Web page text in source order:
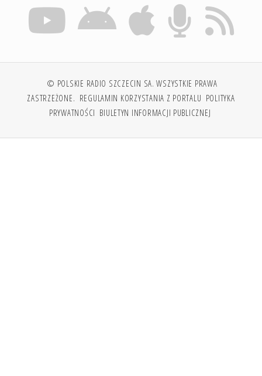
© POLSKIE RADIO SZCZECIN SA. WSZYSTKIE PRAWA
ZASTRZEŻONE. REGULAMIN KORZYSTANIA Z PORTALU POLITYKA
PRYWATNOŚCI BIULETYN INFORMACJI PUBLICZNEJ